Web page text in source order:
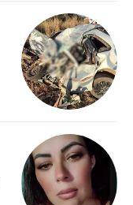
/ para sempre